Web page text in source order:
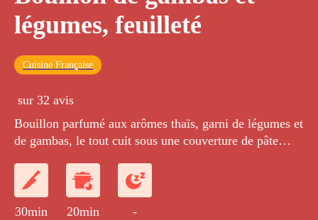
légumes, feuilleté
Cuisine Française
sur 32 avis
Bouillon parfumé aux arômes thaïs, garni de légumes et
de gambas, le tout cuit sous une couverture de pâte
30min 20min -